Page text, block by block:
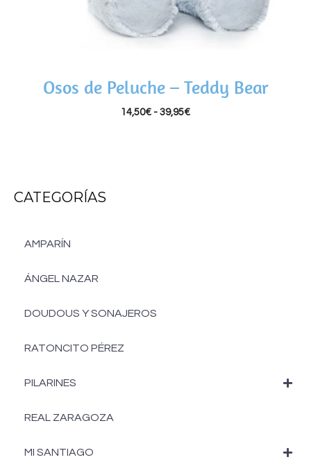
Osos de Peluche – Teddy Bear
14,50€ - 39,95€
CATEGORÍAS
AMPARÍN
ÁNGEL NAZAR
DOUDOUS Y SONAJEROS
RATONCITO PÉREZ
PILARINES
REAL ZARAGOZA
MI SANTIAGO